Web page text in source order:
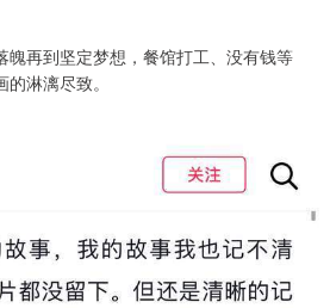
魄再到坚定梦想，餐馆打工、没有钱等
淋漓尽致。